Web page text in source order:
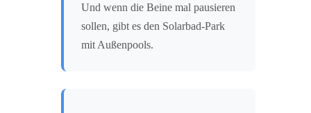
Und wenn die Beine mal pausieren
sollen, gibt es den Solarbad-Park
mit Außenpools.